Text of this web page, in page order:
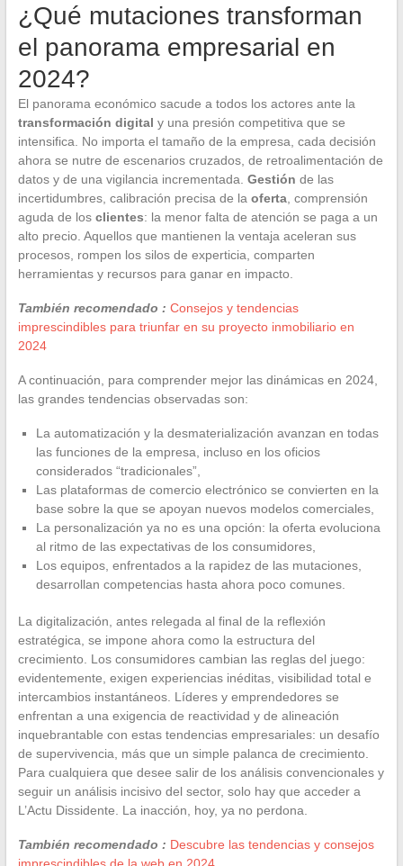
¿Qué mutaciones transforman
el panorama empresarial en
2024?
El panorama económico sacude a todos los actores ante la
transformación digital y una presión competitiva que se
intensifica. No importa el tamaño de la empresa, cada decisión
ahora se nutre de escenarios cruzados, de retroalimentación de
datos y de una vigilancia incrementada. Gestión de las
incertidumbres, calibración precisa de la oferta, comprensión
aguda de los clientes: la menor falta de atención se paga a un
alto precio. Aquellos que mantienen la ventaja aceleran sus
procesos, rompen los silos de experticia, comparten
herramientas y recursos para ganar en impacto.
También recomendado : Consejos y tendencias
imprescindibles para triunfar en su proyecto inmobiliario en
2024
A continuación, para comprender mejor las dinámicas en 2024,
las grandes tendencias observadas son:
La automatización y la desmaterialización avanzan en todas
las funciones de la empresa, incluso en los oficios
considerados “tradicionales”,
Las plataformas de comercio electrónico se convierten en la
base sobre la que se apoyan nuevos modelos comerciales,
La personalización ya no es una opción: la oferta evoluciona
al ritmo de las expectativas de los consumidores,
Los equipos, enfrentados a la rapidez de las mutaciones,
desarrollan competencias hasta ahora poco comunes.
La digitalización, antes relegada al final de la reflexión
estratégica, se impone ahora como la estructura del
crecimiento. Los consumidores cambian las reglas del juego:
evidentemente, exigen experiencias inéditas, visibilidad total e
intercambios instantáneos. Líderes y emprendedores se
enfrentan a una exigencia de reactividad y de alineación
inquebrantable con estas tendencias empresariales: un desafío
de supervivencia, más que un simple palanca de crecimiento.
Para cualquiera que desee salir de los análisis convencionales y
seguir un análisis incisivo del sector, solo hay que acceder a
L’Actu Dissidente. La inacción, hoy, ya no perdona.
También recomendado : Descubre las tendencias y consejos